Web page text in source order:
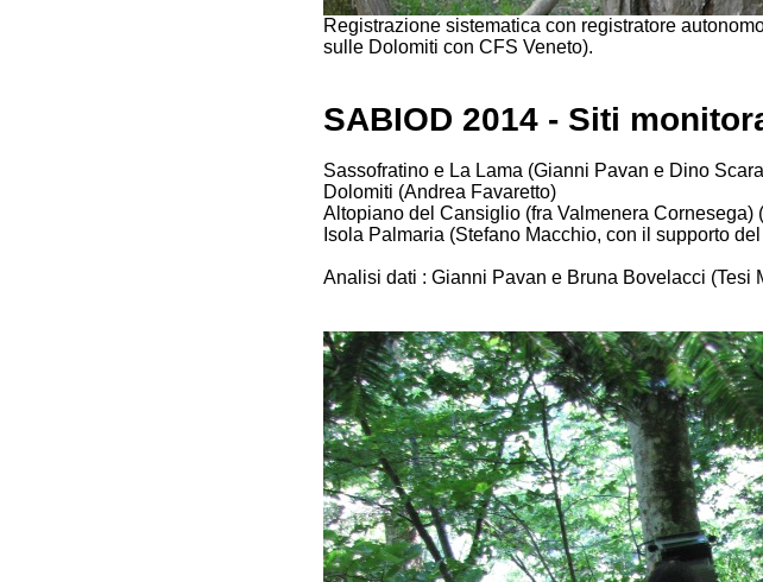
Registrazione sistematica con registratore
sulle Dolomiti con CFS Veneto).
SABIOD 2014 - Siti
Sassofratino e La Lama (Gianni Pavan e Dino
Dolomiti (Andrea Favaretto)
Altopiano del Cansiglio (fra Valmenera Cornesega)
Isola Palmaria (Stefano Macchio, con il supporto
Analisi dati : Gianni Pavan e Bruna Bovelacci (Tesi